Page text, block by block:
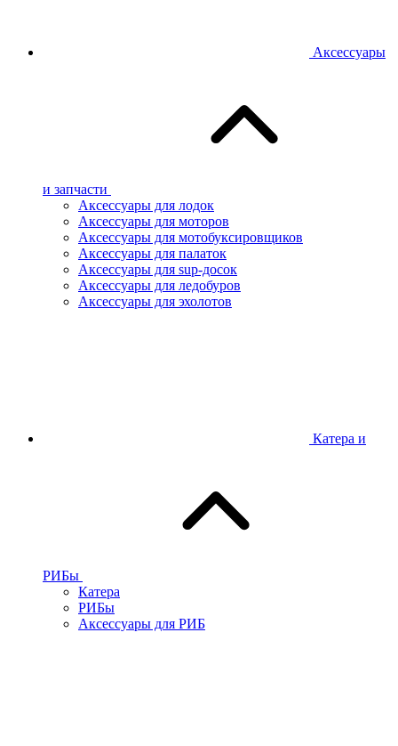
Аксессуары
и запчасти
Аксессуары для лодок
Аксессуары для моторов
Аксессуары для мотобуксировщиков
Аксессуары для палаток
Аксессуары для sup-досок
Аксессуары для ледобуров
Аксессуары для эхолотов
Катера и
РИБы
Катера
РИБы
Аксессуары для РИБ